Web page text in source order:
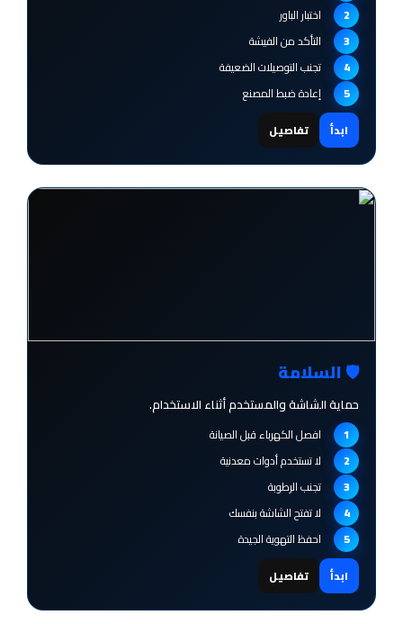
اختبار الباور
التأكد من الفيشة
تجنب التوصيلات الضعيفة
إعادة ضبط المصنع
ابدأ
تفاصيل
🛡️ السلامة
حماية الشاشة والمستخدم أثناء الاستخدام.
افصل الكهرباء قبل الصيانة
لا تستخدم أدوات معدنية
تجنب الرطوبة
لا تفتح الشاشة بنفسك
احفظ التهوية الجيدة
ابدأ
تفاصيل